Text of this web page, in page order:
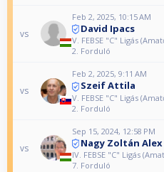
vs
Feb 2, 2025, 10:15 AM
David Ipacs
V. FEBSE "C" Ligás
2. Forduló
vs
Feb 2, 2025, 9:11 AM
Szeif Attila
V. FEBSE "C" Ligás
2. Forduló
vs
Sep 15, 2024, 12:58 PM
Nagy Zoltán Alex
IV. FEBSE "C" Ligás
7. Forduló